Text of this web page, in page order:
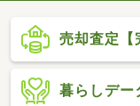
売却査定【
暮らしデー